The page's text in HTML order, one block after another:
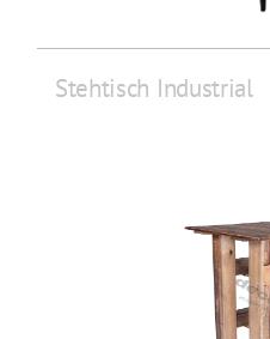
Stehtisch Industrial